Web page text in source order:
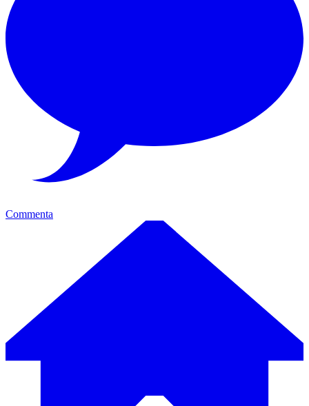
Commenta